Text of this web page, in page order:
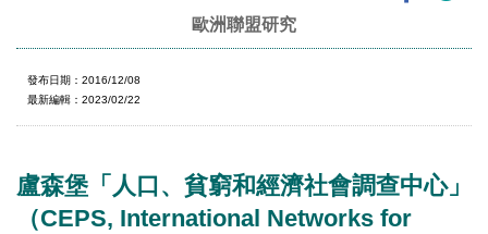
歐洲聯盟研究
發布日期：2016/12/08
最新編輯：2023/02/22
盧森堡「人口、貧窮和經濟社會調查中心」
（CEPS, International Networks for